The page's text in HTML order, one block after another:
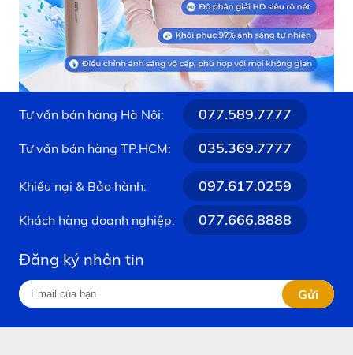
Tư vấn bán hàng Hà Nội: 077.589.7777
Tư vấn bán hàng TP.HCM: 035.369.7777
Khiếu nại & Bảo hành: 097.617.0259
Khách hàng doanh nghiệp: 077.666.8888
Đăng ký nhận tin
Gửi